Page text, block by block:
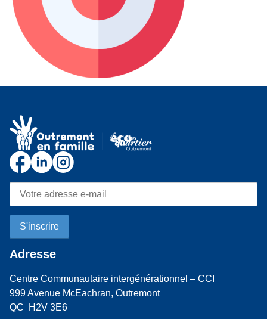
Adresse
Centre Communautaire intergénérationnel – CCI
999 Avenue McEachran, Outremont
QC H2V 3E6